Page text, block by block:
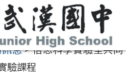
息>倍思科學實驗室共同
驗課程